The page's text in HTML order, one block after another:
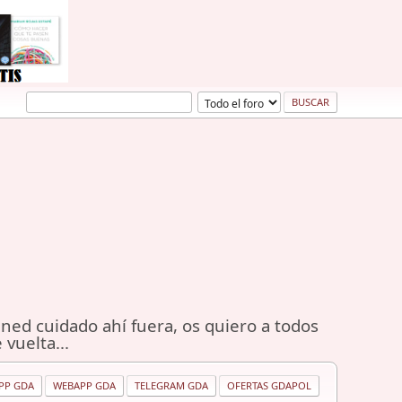
cuidado ahí fuera, os quiero a todos
vuelta...
GDA WEBAPP GDA TELEGRAM GDA OFERTAS GDAPOL